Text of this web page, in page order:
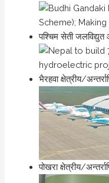
पश्चिम सेती जलविद्युत
भैरहवा क्षेत्रीय/
पोखरा क्षेत्रीय/